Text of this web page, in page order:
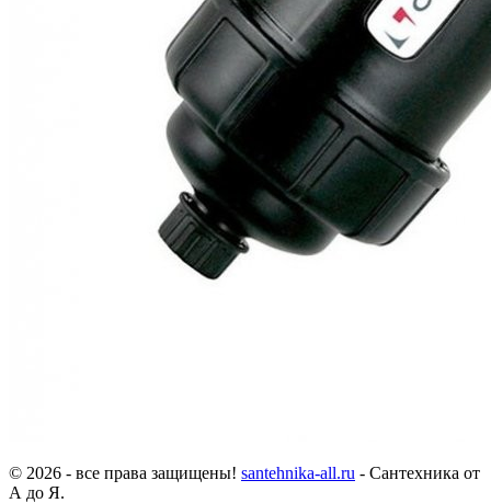
© 2026 - все права защищены! santehnika-all.ru - Сантехника от
А до Я.